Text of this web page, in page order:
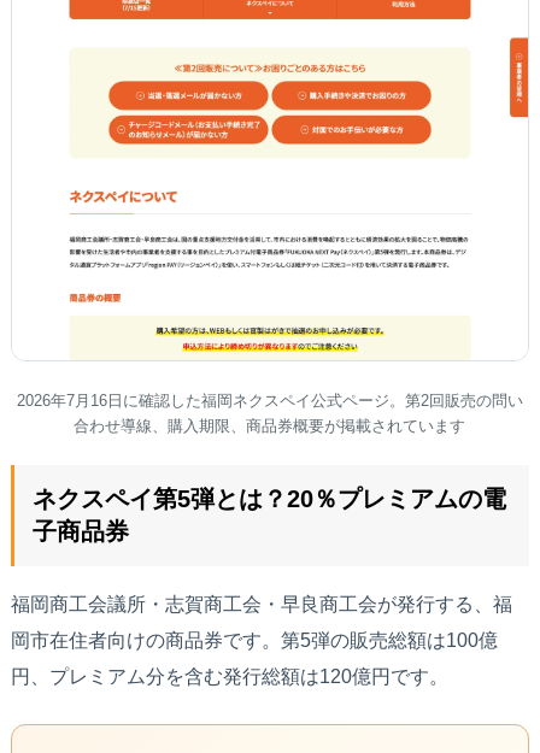
2026年7月16日に確認した福岡ネクスペイ公式ページ。第2回販売の問い
合わせ導線、購入期限、商品券概要が掲載されています
ネクスペイ第5弾とは？20％プレミアムの電
子商品券
福岡商工会議所・志賀商工会・早良商工会が発行する、福
岡市在住者向けの商品券です。第5弾の販売総額は100億
円、プレミアム分を含む発行総額は120億円です。